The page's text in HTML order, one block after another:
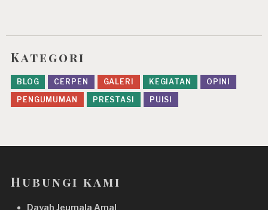
Kategori
BLOG CERPEN GALERI KEGIATAN
OPINI
PENGUMUMAN
PRESTASI PUISI
Hubungi kami
Dayah Jeumala Amal